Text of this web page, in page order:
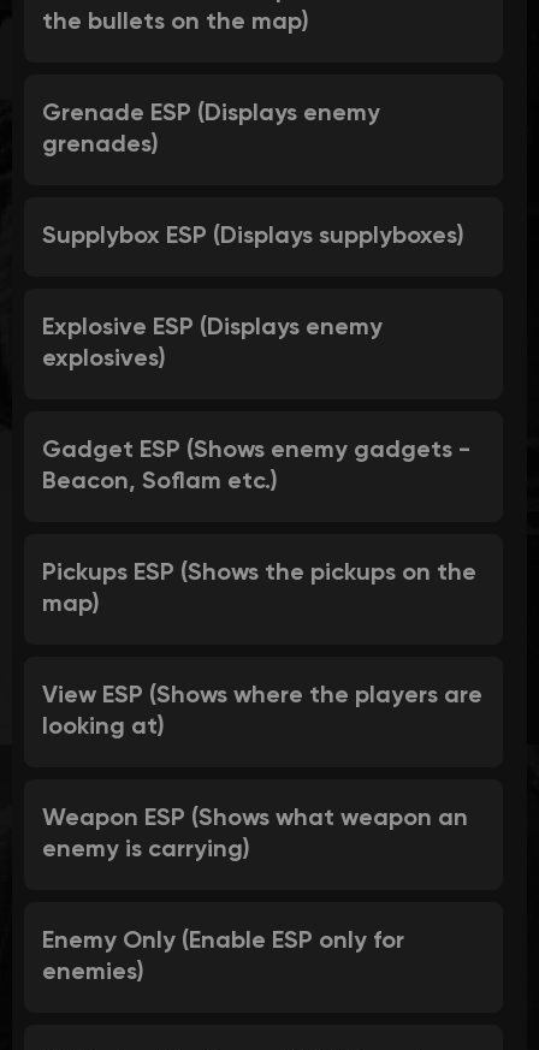
the bullets on the map)
Grenade ESP (Displays enemy
grenades)
Supplybox ESP (Displays supplyboxes)
Explosive ESP (Displays enemy
explosives)
Gadget ESP (Shows enemy gadgets -
Beacon, Soflam etc.)
Pickups ESP (Shows the pickups on the
map)
View ESP (Shows where the players are
looking at)
Weapon ESP (Shows what weapon an
enemy is carrying)
Enemy Only (Enable ESP only for
enemies)